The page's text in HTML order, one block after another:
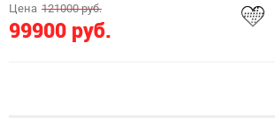
Цена 121000 руб.
99900 руб.